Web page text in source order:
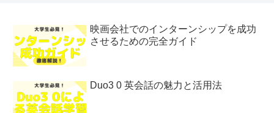
映画会社でのインターンシップを成功
させるための完全ガイド
Duo3 0 英会話の魅力と活用法